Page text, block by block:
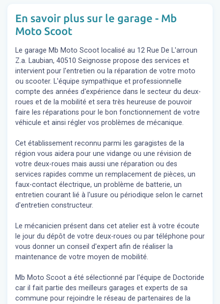
En savoir plus sur le garage - Mb
Moto Scoot
Le garage Mb Moto Scoot localisé au 12 Rue De L'arroun
Z.a. Laubian, 40510 Seignosse propose des services et
intervient pour l'entretien ou la réparation de votre moto
ou scooter. L'équipe sympathique et professionnelle
compte des années d'expérience dans le secteur du deux-
roues et de la mobilité et sera très heureuse de pouvoir
faire les réparations pour le bon fonctionnement de votre
véhicule et ainsi régler vos problèmes de mécanique.
Cet établissement reconnu parmi les garagistes de la
région vous aidera pour une vidange ou une révision de
votre deux-roues mais aussi une réparation ou des
services rapides comme un remplacement de pièces, un
faux-contact électrique, un problème de batterie, un
entretien courant lié à l'usure ou périodique selon le carnet
d'entretien constructeur.
Le mécanicien présent dans cet atelier est à votre écoute
le jour du dépôt de votre deux-roues ou par téléphone pour
vous donner un conseil d'expert afin de réaliser la
maintenance de votre moyen de mobilité.
Mb Moto Scoot a été sélectionné par l'équipe de Doctoride
car il fait partie des meilleurs garages et experts de sa
commune pour rejoindre le réseau de partenaires de la